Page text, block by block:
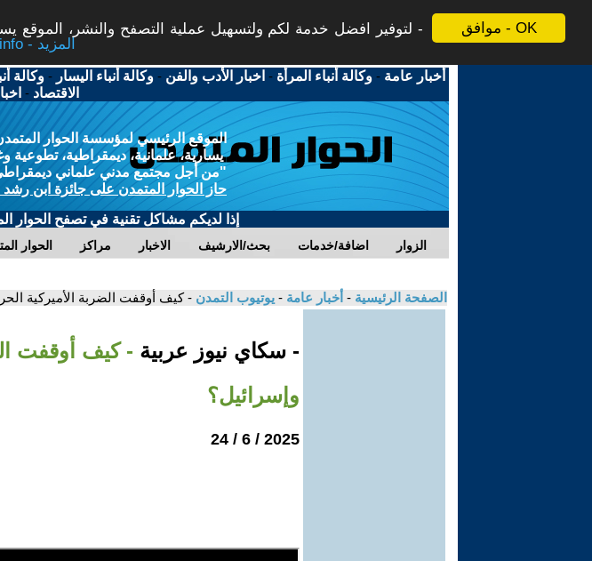
موافق - OK
لتوفير افضل خدمة لكم ولتسهيل عملية التصفح والنشر، الموقع
More info - المزيد
أخبار عامة -وكالة أنباء المرأة - اخبار الأدب والفن -وكالة أنباء اليسار -وكالة
الاقتصاد -
الموقع الرئيسي لمؤسسة الحوار
يسارية، علمانية، ديمقراطية، تطوعية
"من أجل مجتمع مدني علماني ديمقراطي
حاز الحوار المتمدن على جائزة ابن رشد
إذا لديكم مشاكل تقنية في تصفح الحوار
الحوار مراكز الاخبار بحث/الارشيف اضافة/خدمات الزوار
الصفحة الرئيسية - أخبار عامة - يوتيوب التمدن - كيف أوقفت الضربة الأميركية
- سكاي نيوز عربية - كيف أوقفت
وإسرائيل؟
2025 / 6 / 24